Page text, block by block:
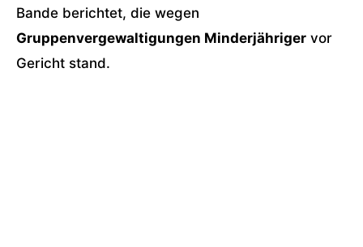
Bande berichtet, die wegen
Gruppenvergewaltigungen Minderjähriger vor
Gericht stand.